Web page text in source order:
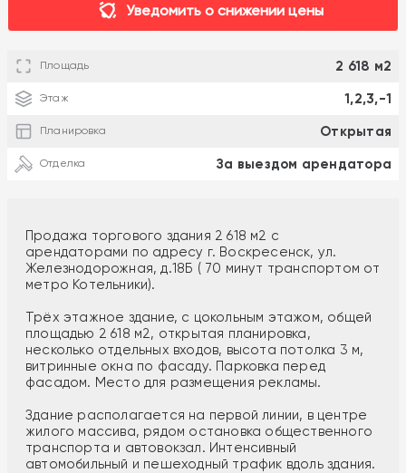
Уведомить о снижении цены
Площадь 2 618 м2
Этаж 1,2,3,-1
Планировка Открытая
Отделка За выездом арендатора
Продажа торгового здания 2 618 м2 с
арендаторами по адресу г. Воскресенск, ул.
Железнодорожная, д.18Б ( 70 минут транспортом от
метро Котельники).
Трёх этажное здание, с цокольным этажом, общей
площадью 2 618 м2, открытая планировка,
несколько отдельных входов, высота потолка 3 м,
витринные окна по фасаду. Парковка перед
фасадом. Место для размещения рекламы.
Здание располагается на первой линии, в центре
жилого массива, рядом остановка общественного
транспорта и автовокзал. Интенсивный
автомобильный и пешеходный трафик вдоль здания.